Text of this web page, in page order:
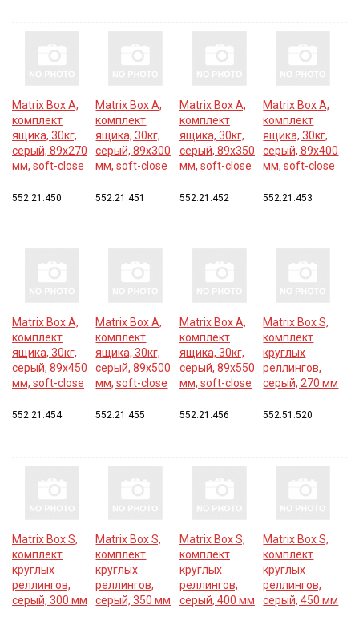
Matrix Box A,
комплект
ящика, 30кг,
серый, 89x270
мм, soft-close
552.21.450
Matrix Box A,
комплект
ящика, 30кг,
серый, 89x300
мм, soft-close
552.21.451
Matrix Box A,
комплект
ящика, 30кг,
серый, 89x350
мм, soft-close
552.21.452
Matrix Box A,
комплект
ящика, 30кг,
серый, 89x400
мм, soft-close
552.21.453
Matrix Box A,
комплект
ящика, 30кг,
серый, 89x450
мм, soft-close
552.21.454
Matrix Box A,
комплект
ящика, 30кг,
серый, 89x500
мм, soft-close
552.21.455
Matrix Box A,
комплект
ящика, 30кг,
серый, 89x550
мм, soft-close
552.21.456
Matrix Box S,
комплект
круглых
реллингов,
серый, 270 мм
552.51.520
Matrix Box S,
комплект
круглых
реллингов,
серый, 300 мм
Matrix Box S,
комплект
круглых
реллингов,
серый, 350 мм
Matrix Box S,
комплект
круглых
реллингов,
серый, 400 мм
Matrix Box S,
комплект
круглых
реллингов,
серый, 450 мм